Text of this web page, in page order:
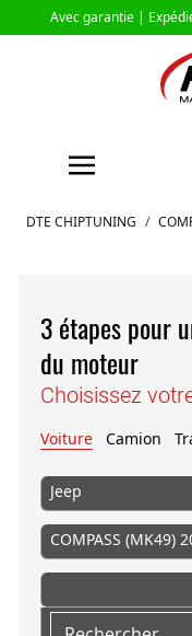
Avec garantie |
Aller au contenu
DTE CHIPTUNING /
3 étapes pour
du moteur
Choisissez
Voiture Camion
Jeep
COMPASS (MK49)